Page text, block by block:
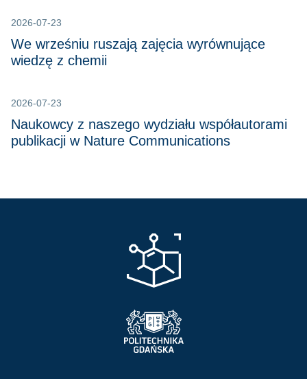
2026-07-23
We wrześniu ruszają zajęcia wyrównujące
wiedzę z chemii
2026-07-23
Naukowcy z naszego wydziału współautorami
publikacji w Nature Communications